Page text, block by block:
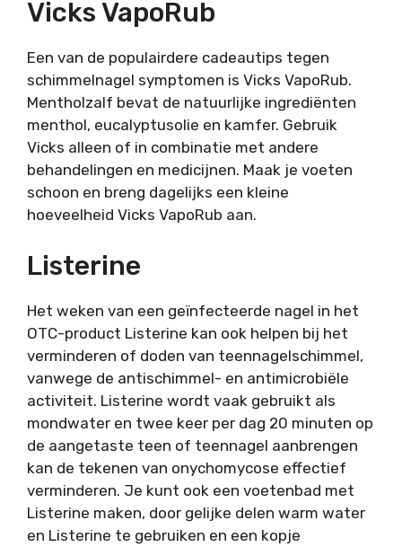
Vicks VapoRub
Een van de populairdere cadeautips tegen
schimmelnagel symptomen is Vicks VapoRub.
Mentholzalf bevat de natuurlijke ingrediënten
menthol, eucalyptusolie en kamfer. Gebruik
Vicks alleen of in combinatie met andere
behandelingen en medicijnen. Maak je voeten
schoon en breng dagelijks een kleine
hoeveelheid Vicks VapoRub aan.
Listerine
Het weken van een geïnfecteerde nagel in het
OTC-product Listerine kan ook helpen bij het
verminderen of doden van teennagelschimmel,
vanwege de antischimmel- en antimicrobiële
activiteit. Listerine wordt vaak gebruikt als
mondwater en twee keer per dag 20 minuten op
de aangetaste teen of teennagel aanbrengen
kan de tekenen van onychomycose effectief
verminderen. Je kunt ook een voetenbad met
Listerine maken, door gelijke delen warm water
en Listerine te gebruiken en een kopje